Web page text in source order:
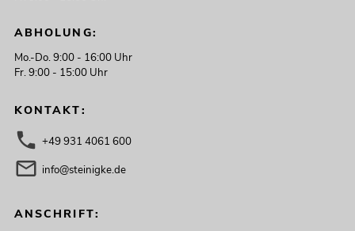
ABHOLUNG:
Mo.-Do. 9:00 - 16:00 Uhr
Fr. 9:00 - 15:00 Uhr
KONTAKT:
+49 931 4061 600
info@steinigke.de
ANSCHRIFT: